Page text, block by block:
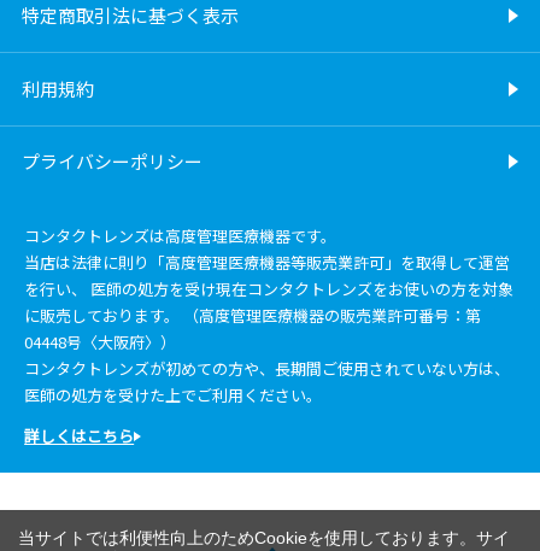
特定商取引法に基づく表示
利用規約
プライバシーポリシー
コンタクトレンズは高度管理医療機器です。
当店は法律に則り「高度管理医療機器等販売業許可」を取得して運営
を行い、 医師の処方を受け現在コンタクトレンズをお使いの方を対象
に販売しております。 （高度管理医療機器の販売業許可番号：第
04448号〈大阪府〉）
コンタクトレンズが初めての方や、長期間ご使用されていない方は、
医師の処方を受けた上でご利用ください。
詳しくはこちら
当サイトでは利便性向上のためCookieを使用しております。サイ